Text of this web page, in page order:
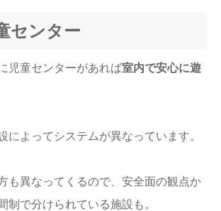
センター
児童センターがあれば室内で安心に遊
によってシステムが異なっています。
も異なってくるので、安全面の観点か
制で分けられている施設も。